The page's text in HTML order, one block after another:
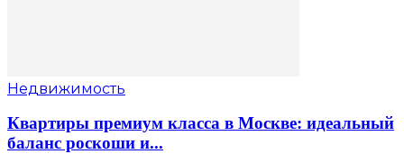
Недвижимость
Квартиры премиум класса в Москве: идеальный
баланс роскоши и...